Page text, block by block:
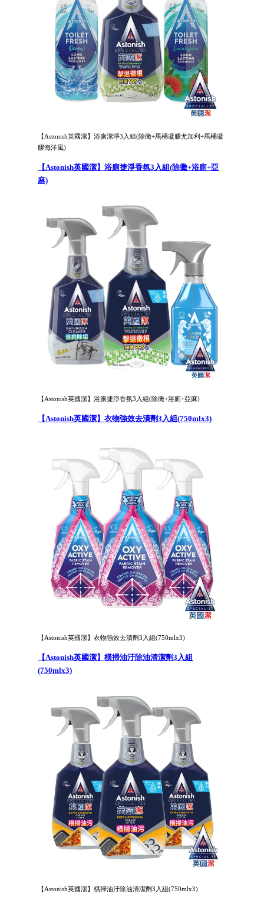
【Astonish英國潔】浴廁潔淨3入組(除黴+馬桶凝膠尤加利+馬桶凝
膠海洋風)
【Astonish英國潔】浴廁捷淨香氛3入組(除黴+浴廁+亞
麻)
【Astonish英國潔】浴廁捷淨香氛3入組(除黴+浴廁+亞麻)
【Astonish英國潔】衣物強效去漬劑3入組(750mlx3)
【Astonish英國潔】衣物強效去漬劑3入組(750mlx3)
【Astonish英國潔】橫掃油汙除油清潔劑3入組
(750mlx3)
【Astonish英國潔】橫掃油汙除油清潔劑3入組(750mlx3)